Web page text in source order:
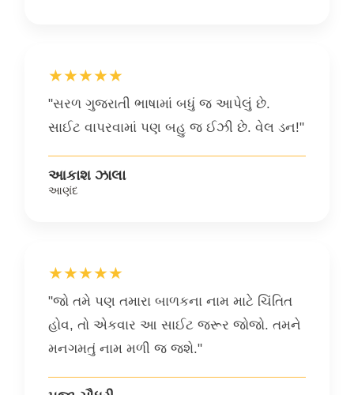
★★★★★
"સરળ ગુજરાતી ભાષામાં બધું જ આપેલું છે.
સાઈટ વાપરવામાં પણ બહુ જ ઈઝી છે. વેલ ડન!"
આકાશ ઝાલા
આણંદ
★★★★★
"જો તમે પણ તમારા બાળકના નામ માટે ચિંતિત
હોવ, તો એકવાર આ સાઈટ જરૂર જોજો. તમને
મનગમતું નામ મળી જ જશે."